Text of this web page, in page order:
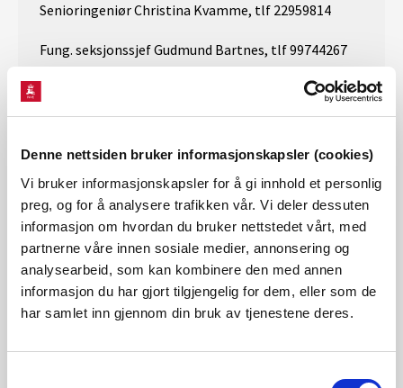
Denne nettsiden bruker informasjonskapsler (cookies)
Vi bruker informasjonskapsler for å gi innhold et personlig
preg, og for å analysere trafikken vår. Vi deler dessuten
informasjon om hvordan du bruker nettstedet vårt, med
partnerne våre innen sosiale medier, annonsering og
analysearbeid, som kan kombinere den med annen
informasjon du har gjort tilgjengelig for dem, eller som de
har samlet inn gjennom din bruk av tjenestene deres.
Senioringeniør Christina Kvamme, tlf 22959814
Fung. seksjonssjef Gudmund Bartnes, tlf 99744267